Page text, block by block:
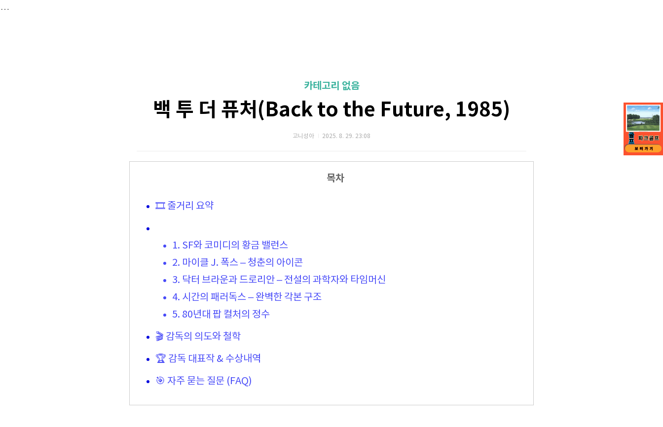
…
카테고리 없음
백 투 더 퓨처(Back to the Future, 1985)
고니성아 2025. 8. 29. 23:08
목차
🎞️ 줄거리 요약
1. SF와 코미디의 황금 밸런스
2. 마이클 J. 폭스 – 청춘의 아이콘
3. 닥터 브라운과 드로리안 – 전설의 과학자와 타임머신
4. 시간의 패러독스 – 완벽한 각본 구조
5. 80년대 팝 컬처의 정수
🎬 감독의 의도와 철학
🏆 감독 대표작 & 수상내역
🎯 자주 묻는 질문 (FAQ)